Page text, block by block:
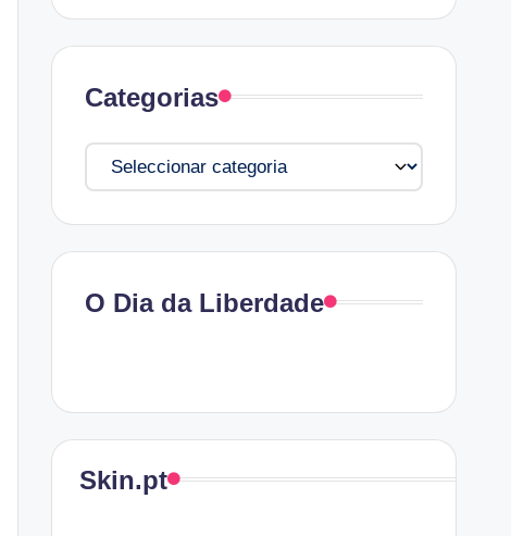
Categorias
Categorias
O Dia da Liberdade
Skin.pt